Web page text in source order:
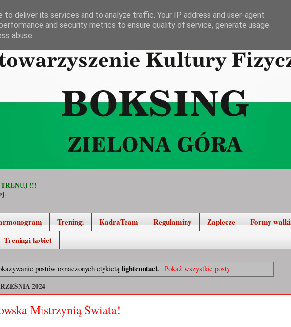
TRENUJ !!!
Treningi KadraTeam Regulaminy Zaplecze Formy walki
Treningi kobiet
postów oznaczonych etykietąlightcontact. Pokaż wszystkie posty
2024
Mistrzynią Świata!
to deliver its services and to analyze traffic. Your IP address and user-agent
and security metrics to ensure quality of service, generate usage
abuse.